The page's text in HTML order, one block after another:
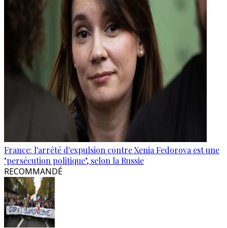
France: l'arrêté d'expulsion contre Xenia Fedorova est une
"persécution politique", selon la Russie
RECOMMANDÉ